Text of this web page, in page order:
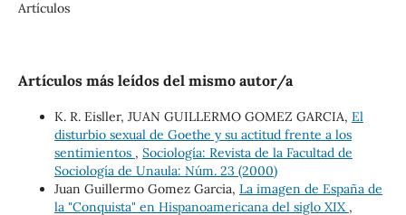
Artículos
Artículos más leídos del mismo autor/a
K. R. Eisller, JUAN GUILLERMO GOMEZ GARCIA, El
disturbio sexual de Goethe y su actitud frente a los
sentimientos , Sociología: Revista de la Facultad de
Sociología de Unaula: Núm. 23 (2000)
Juan Guillermo Gomez Garcia, La imagen de España de
la "Conquista" en Hispanoamericana del siglo XIX ,